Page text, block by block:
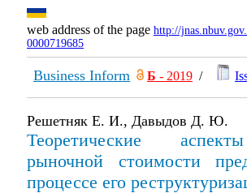
web address of the page http://
0000719685
Business Inform Б - 2019 /
Решетняк Е. И., Давыдов Д. Ю.
Теоретические
рыночной стоимости
процессе его